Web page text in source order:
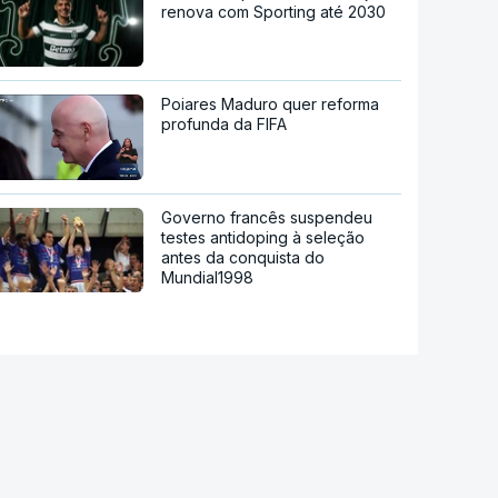
renova com Sporting até 2030
Poiares Maduro quer reforma
profunda da FIFA
Governo francês suspendeu
testes antidoping à seleção
antes da conquista do
Mundial1998